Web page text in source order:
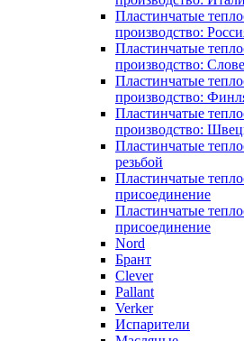
Пластинчатые
производство:
Пластинчатые
производство:
Пластинчатые
производство:
Пластинчатые
производство:
Пластинчатые
резьбой
Пластинчатые
присоединение
Пластинчатые
присоединение
Nord
Брант
Clever
Pallant
Verker
Испарители